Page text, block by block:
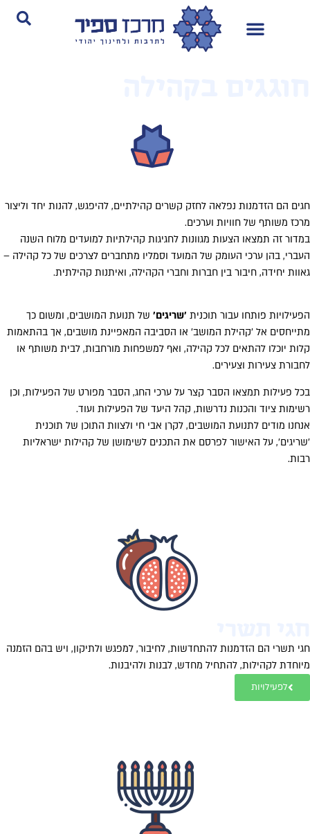
הם הזדמנות נפלאה לחזק קשרים קהילתיים, להיפגש, להנות יחד וליצור
משותף של חוויות וערכים.
זה תמצאו הצעות מגוונות לחגיגות קהילתיות למועדים מלוח השנה
בהן ערכי העומק של המועד וסמליו מתחברים לצרכים של כל קהילה –
יחידה, חיבור בין חברות וחברי הקהילה, ואיתנות קהילתית.
פותחו עבור תוכנית'שריגים'של תנועת המושבים, ומשום כך
אל 'קהילת המושב' או הסביבה המאפיינת מושבים, אך בהתאמות
יוכלו להתאים לכל קהילה, ואף למשפחות מורחבות, לבית משותף או
צעירות וצעירים.
פעילות תמצאו הסבר קצר על ערכי החג, הסבר מפורט של הפעילות, וכן
ציוד והכנות נדרשות, קהל היעד של הפעילות ועוד.
מודים לתנועת המושבים, לקרן אבי חי ולצוות התוכן של תוכנית
על האישור לפרסם את התכנים לשימושן של קהילות ישראליות
תשרי הם הזדמנות להתחדשות, לחיבור, למפגש ולתיקון, ויש בהם הזמנה
לקהילות, להתחיל מחדש, לבנות ולהיבנות.
לפעילויות